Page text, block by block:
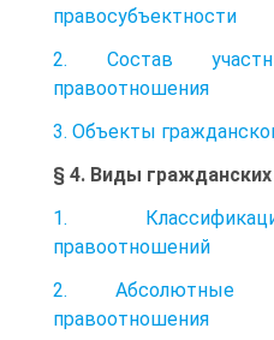
правосубъектности
2. Состав
правоотношения
3. Объекты
§ 4. Виды
1.
правоотношений
2. Абсолютные
правоотношения